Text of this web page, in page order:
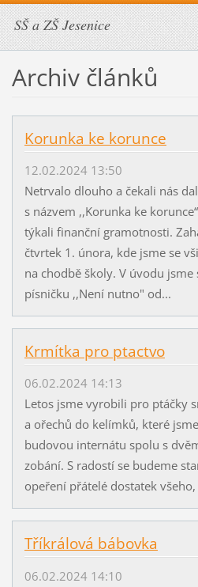
SŠ a ZŠ Jesenice
Archiv článků
Korunka ke korunce
12.02.2024 13:50
Netrvalo dlouho a čekali nás
s názvem ,,Korunka ke
týkali finanční gramotnosti.
čtvrtek 1. února, kde jsme se
na chodbě školy. V úvodu jsme
písničku ,,Není nutno" od...
Krmítka pro ptactvo
06.02.2024 14:13
Letos jsme vyrobili pro ptáčky
a ořechů do kelímků, které
budovou internátu spolu s
zobání. S radostí se budeme
opeření přátelé dostatek
Tříkrálová bábovka
06.02.2024 14:10